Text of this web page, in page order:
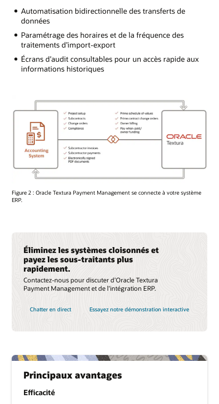
Principaux avantages
Efficacité
Automatisation bidirectionnelle des transferts de
données
Paramétrage des horaires et de la fréquence des
traitements d’import-export
Écrans d’audit consultables pour un accès rapide aux
informations historiques
Figure 2 : Oracle Textura Payment Management se connecte à votre système
ERP.
Éliminez les systèmes cloisonnés et
payez les sous-traitants plus
rapidement.
Contactez-nous pour discuter d’Oracle Textura
Payment Management et de l’intégration ERP.
Chatter en direct Essayez notre démonstration interactive